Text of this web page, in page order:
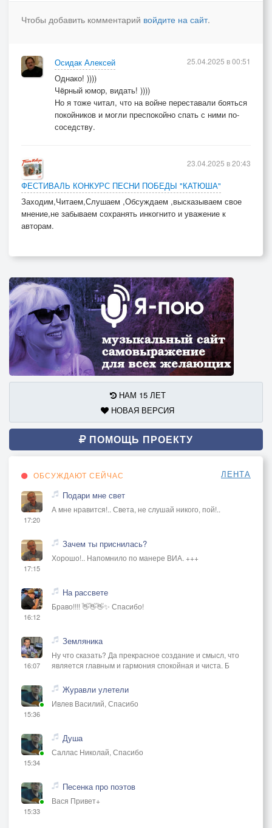
Чтобы добавить комментарий войдите на сайт.
Осидак Алексей
Однако! ))))
Чëрный юмор, видать! ))))
Но я тоже читал, что на войне переставали бояться
покойников и могли преспокойно спать с ними по-
соседству.
25.04.2025 в 00:51
ФЕСТИВАЛЬ КОНКУРС ПЕСНИ ПОБЕДЫ "КАТЮША"
Заходим,Читаем,Слушаем ,Обсуждаем ,высказываем свое
мнение,не забываем сохранять инкогнито и уважение к
авторам.
23.04.2025 в 20:43
НАМ 15 ЛЕТ
НОВАЯ ВЕРСИЯ
ПОМОЩЬ ПРОЕКТУ
ОБСУЖДАЮТ СЕЙЧАС ЛЕНТА
17:20
Подари мне свет
А мне нравится!.. Света, не слушай никого, пой!..
17:15
Зачем ты приснилась?
Хорошо!.. Напомнило по манере ВИА. +++
16:12
На рассвете
Браво!!!! 👋👋👋✨ Спасибо!
16:07
Земляника
Ну что сказать? Да прекрасное создание и смысл, что
является главным и гармония спокойная и чиста. Б
15:36
Журавли улетели
Ивлев Василий, Спасибо
15:34
Душа
Саллас Николай, Спасибо
15:33
Песенка про поэтов
Вася Привет+